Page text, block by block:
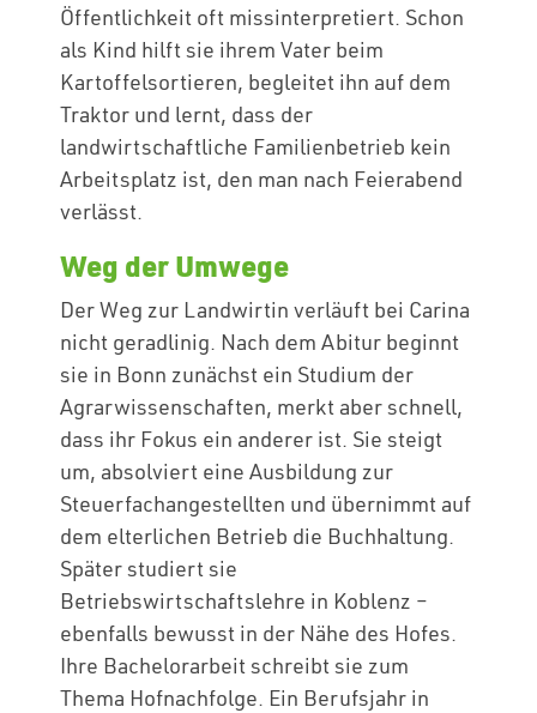
Öffentlichkeit oft missinterpretiert. Schon
als Kind hilft sie ihrem Vater beim
Kartoffelsortieren, begleitet ihn auf dem
Traktor und lernt, dass der
landwirtschaftliche Familienbetrieb kein
Arbeitsplatz ist, den man nach Feierabend
verlässt.
Weg der Umwege
Der Weg zur Landwirtin verläuft bei Carina
nicht geradlinig. Nach dem Abitur beginnt
sie in Bonn zunächst ein Studium der
Agrarwissenschaften, merkt aber schnell,
dass ihr Fokus ein anderer ist. Sie steigt
um, absolviert eine Ausbildung zur
Steuerfachangestellten und übernimmt auf
dem elterlichen Betrieb die Buchhaltung.
Später studiert sie
Betriebswirtschaftslehre in Koblenz –
ebenfalls bewusst in der Nähe des Hofes.
Ihre Bachelorarbeit schreibt sie zum
Thema Hofnachfolge. Ein Berufsjahr in